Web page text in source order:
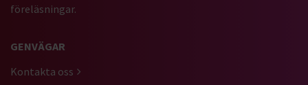
föreläsningar.
GENVÄGAR
Kontakta oss